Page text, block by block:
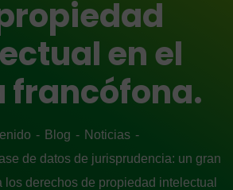
en el
francófona.
Blog
Noticias
de datos de jurisprudencia: un gran
los derechos de propiedad intelectual